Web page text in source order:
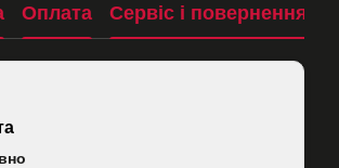
Оплата Сервіс і повернення